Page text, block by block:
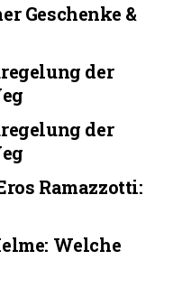
Geschenke &
der
der
Ramazzotti:
Welche